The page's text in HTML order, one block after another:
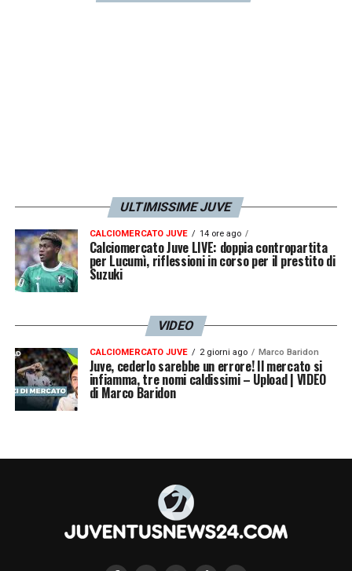
e gli altri giocatori bianconeri hanno
mostrato determinazione, ma non è stato
sufficiente per fermare il dominio dei
blancos.
LA PLAYLIST DELLE NOSTRE TOP NEWS
ULTIMISSIME JUVE
CALCIOMERCATO JUVE 14 ore ago
Calciomercato Juve LIVE: doppia contropartita
per Lucumì, riflessioni in corso per il prestito di
Suzuki
VIDEO
CALCIOMERCATO JUVE 2 giorni ago Marco Baridon
Juve, cederlo sarebbe un errore! Il mercato si
infiamma, tre nomi caldissimi – Upload | VIDEO
di Marco Baridon